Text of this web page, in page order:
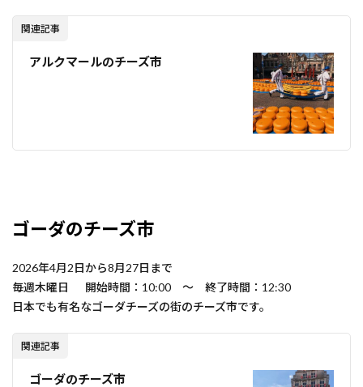
関連記事
アルクマールのチーズ市
ゴーダのチーズ市
2026年4月2日から8月27日まで
毎週木曜日 開始時間：10:00 ～ 終了時間：12:30
日本でも有名なゴーダチーズの街のチーズ市です。
関連記事
ゴーダのチーズ市